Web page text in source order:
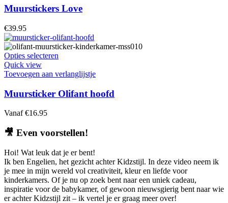
variaties.
kan
gekozen
op
de
productpagina
Muurstickers Love
€39.95
Opties selecteren
heeft
variaties.
Deze
gekozen
worden
de
productpagina
Quick view
Toevoegen aan verlanglijstje
Muursticker Olifant hoofd
Vanaf €16.95
🎥 Even voorstellen!
Hoi! Wat leuk dat je er bent!
Ik ben Engelien, het gezicht achter Kidzstijl. In deze video neem ik
je mee in mijn wereld vol creativiteit, kleur en liefde voor
kinderkamers. Of je nu op zoek bent naar een uniek cadeau,
inspiratie voor de babykamer, of gewoon nieuwsgierig bent naar wie
er achter Kidzstijl zit – ik vertel je er graag meer over!